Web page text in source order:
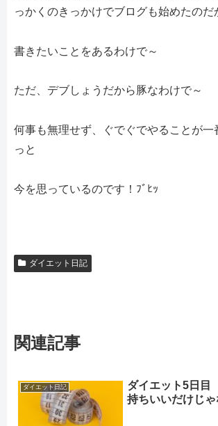
っかくのきっかけでブログも始めたのだ
書きたいことをあるわけで～
ただ、デブしょうだから豚なわけで～
何事も無理せず、ぐでぐでやることが一
っと
今を思っているのです！ﾌﾞﾋｯ
ダイエット日記
関連記事
ダイエット日記
ダイエット5日
持ちいいだけじ